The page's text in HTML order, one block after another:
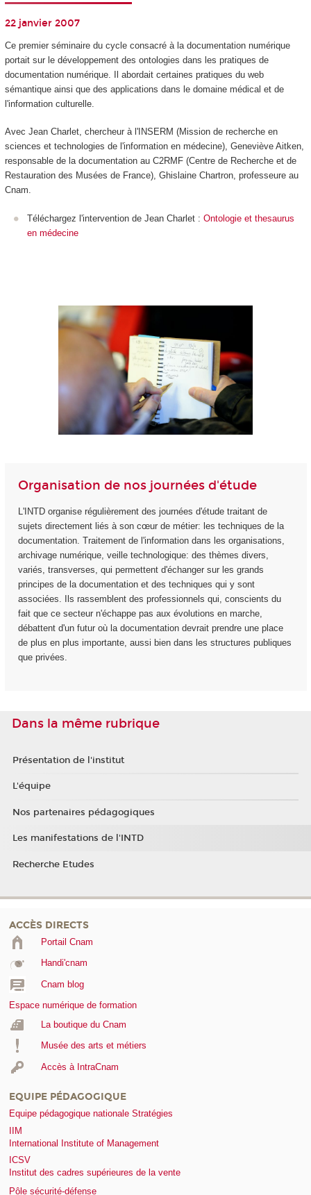
22 janvier 2007
Ce premier séminaire du cycle consacré à la documentation numérique
portait sur le développement des ontologies dans les pratiques de
documentation numérique. Il abordait certaines pratiques du web
sémantique ainsi que des applications dans le domaine médical et de
l'information culturelle.
Avec Jean Charlet, chercheur à l'INSERM (Mission de recherche en
sciences et technologies de l'information en médecine), Geneviève Aitken,
responsable de la documentation au C2RMF (Centre de Recherche et de
Restauration des Musées de France), Ghislaine Chartron, professeure au
Cnam.
Téléchargez l'intervention de Jean Charlet : Ontologie et thesaurus
en médecine
Organisation de nos journées d'étude
L'INTD organise régulièrement des journées d'étude traitant de
sujets directement liés à son cœur de métier: les techniques de la
documentation. Traitement de l'information dans les organisations,
archivage numérique, veille technologique: des thèmes divers,
variés, transverses, qui permettent d'échanger sur les grands
principes de la documentation et des techniques qui y sont
associées. Ils rassemblent des professionnels qui, conscients du
fait que ce secteur n'échappe pas aux évolutions en marche,
débattent d'un futur où la documentation devrait prendre une place
de plus en plus importante, aussi bien dans les structures publiques
que privées.
Dans la même rubrique
Présentation de l'institut
L'équipe
Nos partenaires pédagogiques
Les manifestations de l'INTD
Recherche Etudes
ACCÈS DIRECTS
Portail Cnam
Handi'cnam
Cnam blog
Espace numérique de formation
La boutique du Cnam
Musée des arts et métiers
Accès à IntraCnam
EQUIPE PÉDAGOGIQUE
Equipe pédagogique nationale Stratégies
IIM
International Institute of Management
ICSV
Institut des cadres supérieures de la vente
Pôle sécurité-défense